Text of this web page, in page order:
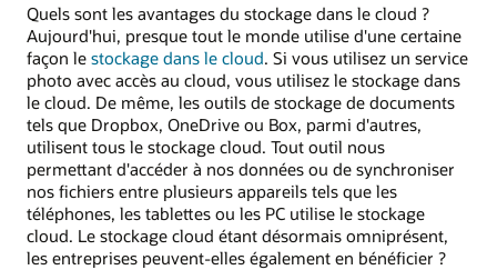
Quels sont les avantages du stockage dans le cloud ?
Aujourd'hui, presque tout le monde utilise d'une certaine
façon le stockage dans le cloud. Si vous utilisez un service
photo avec accès au cloud, vous utilisez le stockage dans
le cloud. De même, les outils de stockage de documents
tels que Dropbox, OneDrive ou Box, parmi d'autres,
utilisent tous le stockage cloud. Tout outil nous
permettant d'accéder à nos données ou de synchroniser
nos fichiers entre plusieurs appareils tels que les
téléphones, les tablettes ou les PC utilise le stockage
cloud. Le stockage cloud étant désormais omniprésent,
les entreprises peuvent-elles également en bénéficier ?